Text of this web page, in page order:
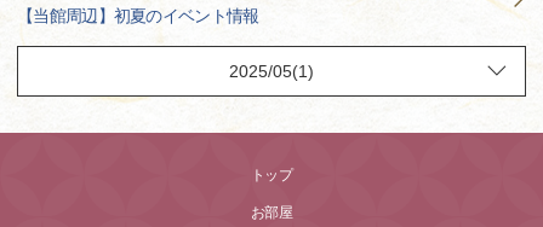
【当館周辺】初夏のイベント情報
トップ
お部屋